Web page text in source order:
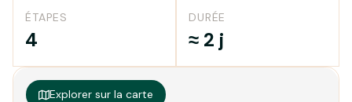
ÉTAPES
4
DURÉE
≈ 2 j
Explorer sur la carte